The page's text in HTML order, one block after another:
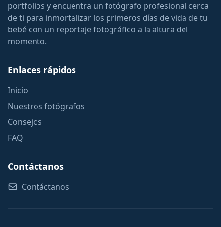
portfolios y encuentra un fotógrafo profesional cerca
de ti para inmortalizar los primeros días de vida de tu
bebé con un reportaje fotográfico a la altura del
momento.
Enlaces rápidos
Inicio
Nuestros fotógrafos
Consejos
FAQ
Contáctanos
Contáctanos